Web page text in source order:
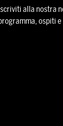
alla nostra
ospiti